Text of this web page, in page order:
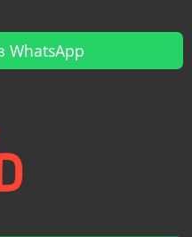
WhatsApp